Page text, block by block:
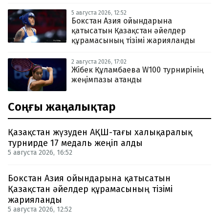
5 августа 2026, 12:52
Бокстан Азия ойындарына
қатысатын Қазақстан әйелдер
құрамасының тізімі жарияланды
2 августа 2026, 17:02
Жібек Құламбаева W100 турнирінің
жеңімпазы атанды
Соңғы жаңалықтар
Қазақстан жүзуден АҚШ-тағы халықаралық
турнирде 17 медаль жеңіп алды
5 августа 2026, 16:52
Бокстан Азия ойындарына қатысатын
Қазақстан әйелдер құрамасының тізімі
жарияланды
5 августа 2026, 12:52